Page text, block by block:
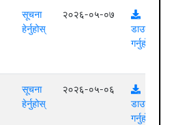
सूचना
हेर्नुहोस्
२०२६-०५-०७
डाउनलोड
गर्नुहोस्
सूचना
हेर्नुहोस्
२०२६-०५-०६
डाउनलोड
गर्नुहोस्